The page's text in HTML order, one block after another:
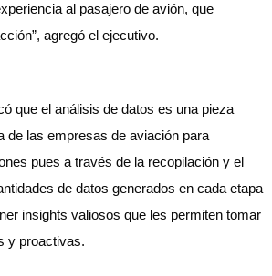
al pasajero de avión, que
agregó el ejecutivo.
que el análisis de datos es una pieza
de las empresas de aviación para
pues a través de la recopilación y el
de datos generados en cada etapa
insights valiosos que les permiten tomar
y proactivas.